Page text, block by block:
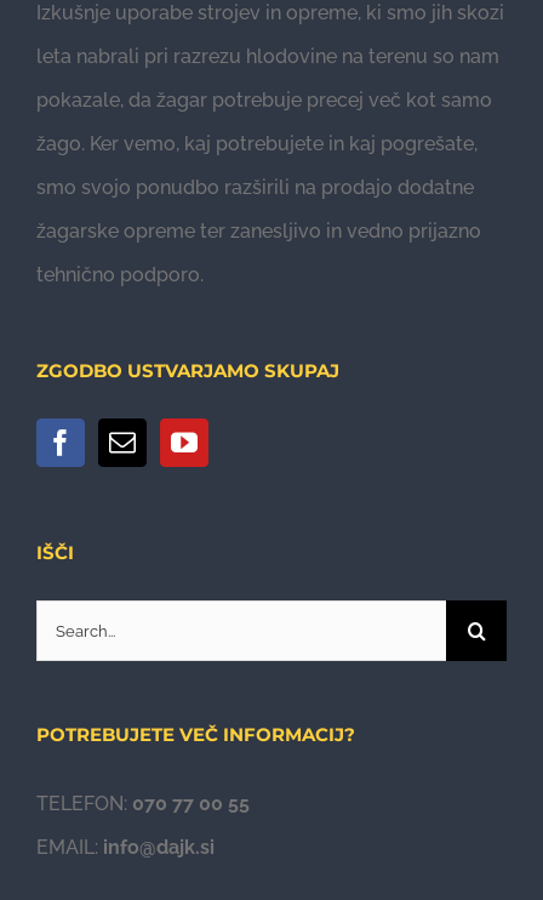
Izkušnje uporabe strojev in opreme, ki smo jih skozi
leta nabrali pri razrezu hlodovine na terenu so nam
pokazale, da žagar potrebuje precej več kot samo
žago. Ker vemo, kaj potrebujete in kaj pogrešate,
smo svojo ponudbo razširili na prodajo dodatne
žagarske opreme ter zanesljivo in vedno prijazno
tehnično podporo.
ZGODBO USTVARJAMO SKUPAJ
IŠČI
Search
for:
POTREBUJETE VEČ INFORMACIJ?
TELEFON: 070 77 00 55
EMAIL: info@dajk.si